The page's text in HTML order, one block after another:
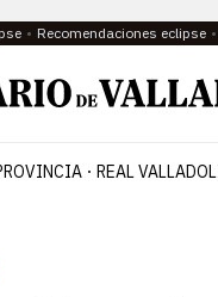
Recomendaciones eclipse
REAL